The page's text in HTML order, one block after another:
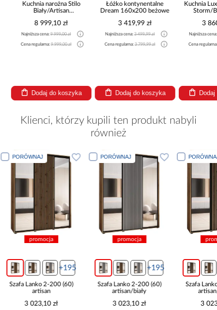
Kuchnia narożna Stilo
Biały/Artisan
8 999,10 zł
Najniższa cena:9 999,00 zł
Cena regularna:9 999,00 zł
Dodaj do koszyka
Łóżko kontynentalne
Dream 160x200 beżowe
3 419,99 zł
Najniższa cena:3 499,99 zł
Cena regularna:3 799,99 zł
Dodaj do koszyka
Kuchnia
Storm/
3
Najniższa
Cena
Klienci, którzy kupili ten produkt nabyli
również
PORÓWNAJ
promocja
+195
Szafa Lanko 2-200 (60)
artisan/biały
3 023,10 zł
PORÓWNAJ
promocja
+195
Szafa Lanko 2-200 (60)
artisan/czarny
3 023,10 zł
Szafa
3